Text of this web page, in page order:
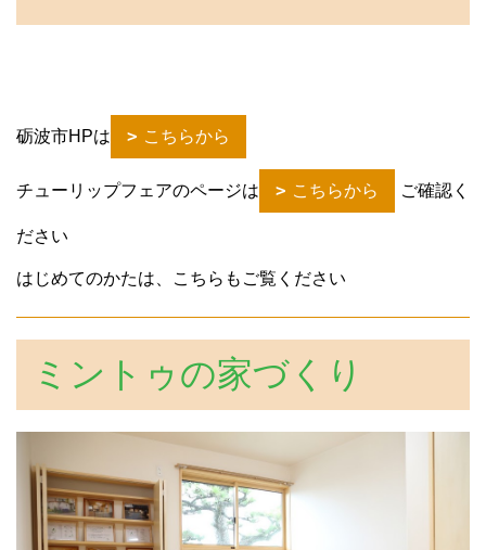
砺波市HPは こちらから
チューリップフェアのページは こちらから ご確認く
ださい
はじめてのかたは、こちらもご覧ください
ミントゥの家づくり